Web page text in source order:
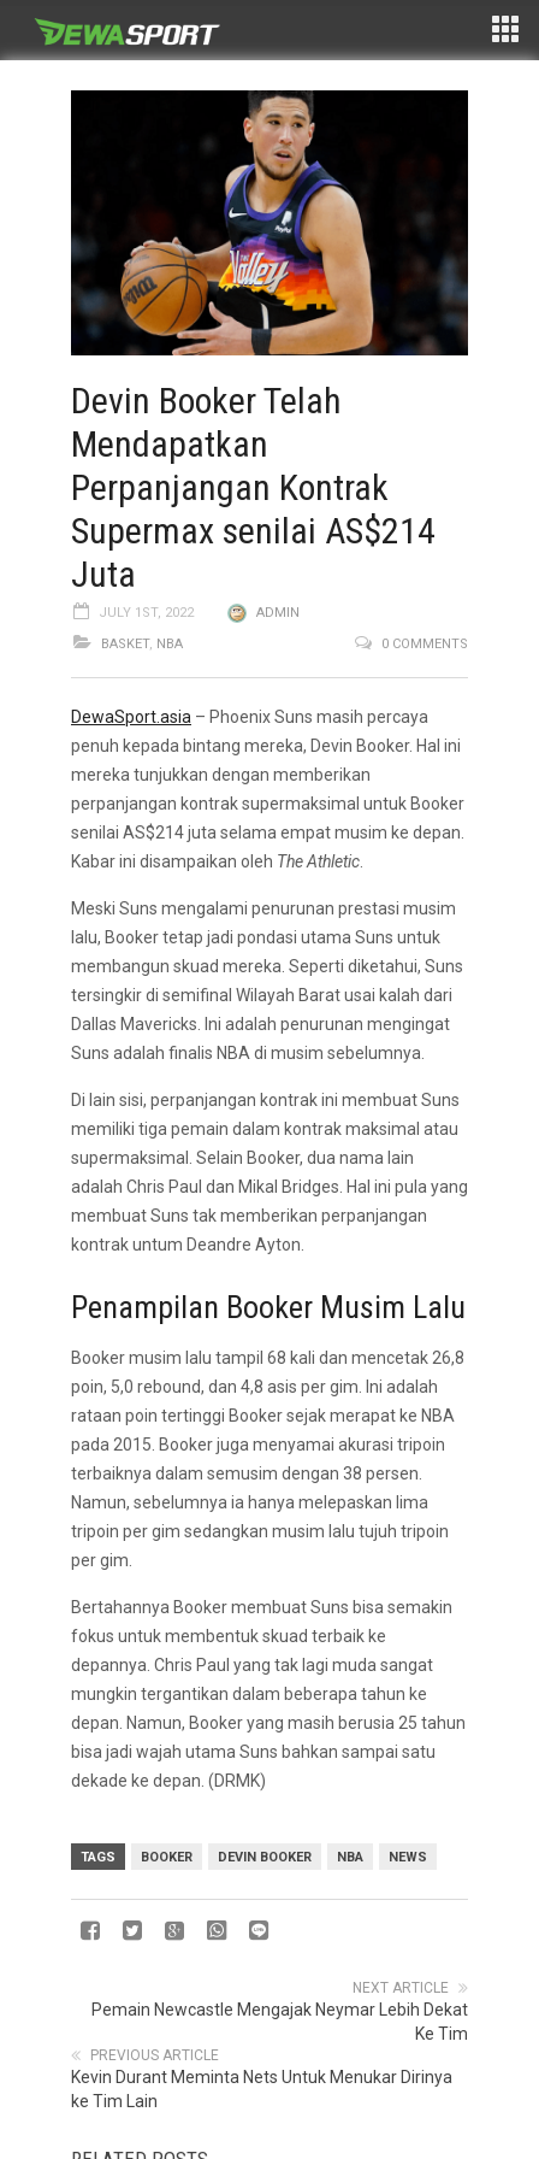
Devin Booker Telah
Mendapatkan
Perpanjangan Kontrak
Supermax senilai AS$214
Juta
JULY 1ST, 2022
ADMIN
BASKET, NBA 0 COMMENTS
DewaSport.asia – Phoenix Suns masih percaya
penuh kepada bintang mereka, Devin Booker. Hal ini
mereka tunjukkan dengan memberikan
perpanjangan kontrak supermaksimal untuk Booker
senilai AS$214 juta selama empat musim ke depan.
Kabar ini disampaikan oleh The Athletic
Meski Suns mengalami penurunan prestasi musim
lalu, Booker tetap jadi pondasi utama Suns untuk
membangun skuad mereka. Seperti diketahui, Suns
tersingkir di semifinal Wilayah Barat usai kalah dari
Dallas Mavericks. Ini adalah penurunan mengingat
Suns adalah finalis NBA di musim sebelumnya.
Di lain sisi, perpanjangan kontrak ini membuat Suns
memiliki tiga pemain dalam kontrak maksimal atau
supermaksimal. Selain Booker, dua nama lain
adalah Chris Paul dan Mikal Bridges. Hal ini pula yang
membuat Suns tak memberikan perpanjangan
kontrak untum Deandre Ayton.
Penampilan Booker Musim Lalu
Booker musim lalu tampil 68 kali dan mencetak 26,8
poin, 5,0 rebound, dan 4,8 asis per gim. Ini adalah
rataan poin tertinggi Booker sejak merapat ke NBA
pada 2015. Booker juga menyamai akurasi tripoin
terbaiknya dalam semusim dengan 38 persen.
Namun, sebelumnya ia hanya melepaskan lima
tripoin per gim sedangkan musim lalu tujuh tripoin
per gim.
Bertahannya Booker membuat Suns bisa semakin
fokus untuk membentuk skuad terbaik ke
depannya. Chris Paul yang tak lagi muda sangat
mungkin tergantikan dalam beberapa tahun ke
depan. Namun, Booker yang masih berusia 25 tahun
bisa jadi wajah utama Suns bahkan sampai satu
dekade ke depan. (DRMK)
TAGS BOOKER DEVIN BOOKER NBA NEWS
NEXT ARTICLE
Pemain Newcastle Mengajak Neymar Lebih Dekat
Ke Tim
PREVIOUS ARTICLE
Kevin Durant Meminta Nets Untuk Menukar Dirinya
ke Tim Lain